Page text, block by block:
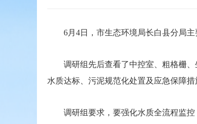
6月4日，市生态环境局长白县分局主
调研组先后查看了中控室、粗格栅、
水质达标、污泥规范化处置及应急保障措
调研组要求，要强化水质全流程监控